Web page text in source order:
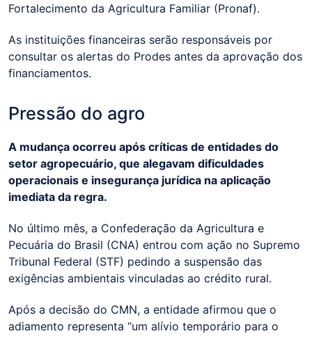
Fortalecimento da Agricultura Familiar (Pronaf).
As instituições financeiras serão responsáveis por
consultar os alertas do Prodes antes da aprovação dos
financiamentos.
Pressão do agro
A mudança ocorreu após críticas de entidades do
setor agropecuário, que alegavam dificuldades
operacionais e insegurança jurídica na aplicação
imediata da regra.
No último mês, a Confederação da Agricultura e
Pecuária do Brasil (CNA) entrou com ação no Supremo
Tribunal Federal (STF) pedindo a suspensão das
exigências ambientais vinculadas ao crédito rural.
Após a decisão do CMN, a entidade afirmou que o
adiamento representa “um alívio temporário para o